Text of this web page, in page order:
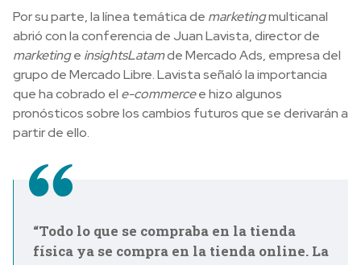
Por su parte, la línea temática de marketingmulticanal
abrió con la conferencia de Juan Lavista, director de
marketinge insightsLatamde Mercado Ads, empresa del
grupo de Mercado Libre. Lavista señaló la importancia
que ha cobrado el e-commercee hizo algunos
pronósticos sobre los cambios futuros que se derivarán a
partir de ello.
“Todo lo que se compraba en la tienda
física ya se compra en la tienda online. La